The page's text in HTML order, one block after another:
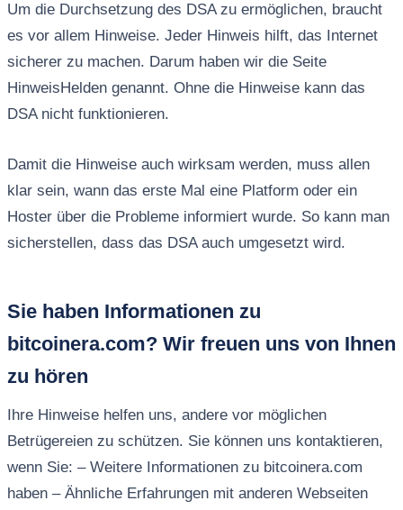
Um die Durchsetzung des DSA zu ermöglichen, braucht
es vor allem Hinweise. Jeder Hinweis hilft, das Internet
sicherer zu machen. Darum haben wir die Seite
HinweisHelden genannt. Ohne die Hinweise kann das
DSA nicht funktionieren.
Damit die Hinweise auch wirksam werden, muss allen
klar sein, wann das erste Mal eine Platform oder ein
Hoster über die Probleme informiert wurde. So kann man
sicherstellen, dass das DSA auch umgesetzt wird.
Sie haben Informationen zu
bitcoinera.com? Wir freuen uns von Ihnen
zu hören
Ihre Hinweise helfen uns, andere vor möglichen
Betrügereien zu schützen. Sie können uns kontaktieren,
wenn Sie: – Weitere Informationen zu bitcoinera.com
haben – Ähnliche Erfahrungen mit anderen Webseiten